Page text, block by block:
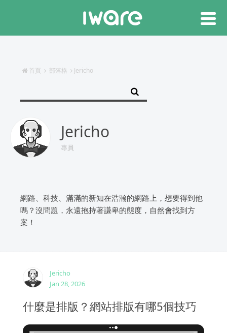
首頁 部落格 Jericho
Jericho
專員
網路、科技、滿滿的新知在浩瀚的網路上，想要得到他
嗎？沒問題，永遠抱持著謙卑的態度，自然會找到方
案！
Jericho
Jan 28, 2026
什麼是排版？網站排版有哪5個技巧